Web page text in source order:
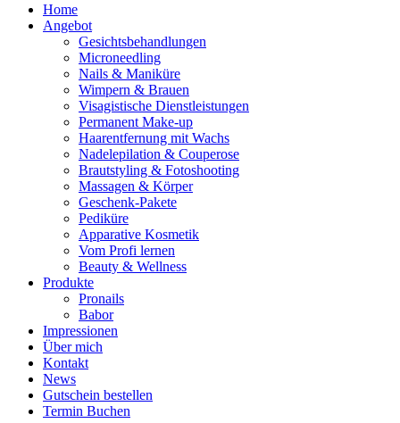
Home
Angebot
Gesichtsbehandlungen
Microneedling
Nails & Maniküre
Wimpern & Brauen
Visagistische Dienstleistungen
Permanent Make-up
Haarentfernung mit Wachs
Nadelepilation & Couperose
Brautstyling & Fotoshooting
Massagen & Körper
Geschenk-Pakete
Pediküre
Apparative Kosmetik
Vom Profi lernen
Beauty & Wellness
Produkte
Pronails
Babor
Impressionen
Über mich
Kontakt
News
Gutschein bestellen
Termin Buchen